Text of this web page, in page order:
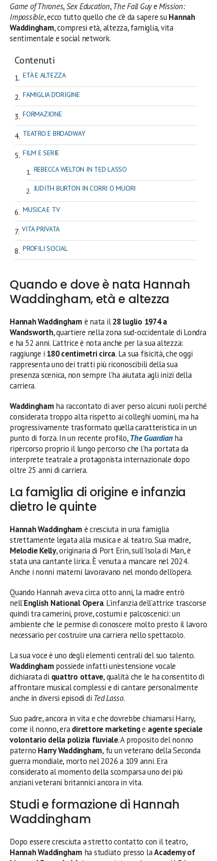
Game of Thrones,Sex Education, The Fall GuyeMission:
Impossible, ecco tutto quello che c’è da sapere suHannah
Waddingham, compresi età, altezza, famiglia, vita
sentimentale e social network.
Contenuti
ETÀ E ALTEZZA
FAMIGLIA D'ORIGINE
FORMAZIONE
TEATRO E BROADWAY
FILM E SERIE
REBECCA WELTON IN TED LASSO
JUDITH BURTON IN CORRI O MUORI
MUSICA E TV
VITA PRIVATA
PROFILI SOCIAL
Quando e dove è nata Hannah
Waddingham, età e altezza
Hannah Waddingham è nata il28 luglio 1974 a
Wandsworth, quartiere nella zona sud-occidentale di Londra
e ha 52 anni. L’attrice è nota anche per la sua altezza:
raggiunge i 180 centimetri circa. La sua fisicità, che oggi
rappresenta uno dei tratti più riconoscibili della sua
presenza scenica, non sempre l’ha aiutata agli inizi della
carriera.
Waddingham ha raccontato di aver perso alcuni ruoli perché
considerata troppo alta rispetto ai colleghi uomini, ma ha
progressivamente trasformato quella caratteristica in un
punto di forza. In un recente profilo,The Guardianha
ripercorso proprio il lungo percorso che l’ha portata da
interprete teatrale a protagonista internazionale dopo
oltre 25 anni di carriera.
La famiglia di origine e infanzia
dietro le quinte
Hannah Waddingham è cresciuta in una famiglia
strettamente legata alla musica e al teatro. Sua madre,
Melodie Kelly, originaria di Port Erin, sull’Isola di Man, è
stata una cantante lirica. È venuta a mancare nel 2024.
Anche i nonni materni lavoravano nel mondo dell’opera.
Quando Hannah aveva circa otto anni, la madre entrò
nell’English National Opera. L’infanzia dell’attrice trascorse
quindi tra camerini, prove, costumi e palcoscenici: un
ambiente che le permise di conoscere molto presto il lavoro
necessario per costruire una carriera nello spettacolo.
La sua voce è uno degli elementi centrali del suo talento.
Waddingham possiede infatti un’estensione vocale
dichiarata di quattro ottave, qualità che le ha consentito di
affrontare musical complessi e di cantare personalmente
anche in diversi episodi di Ted Lasso.
Suo padre, ancora in vita e che dovrebbe chiamarsi Harry,
come il nonno, eradirettore marketinge agente speciale
volontario della polizia fluviale. A proposito del nonno
paterno Harry Waddingham, fu un veterano della Seconda
guerra mondiale, morto nel 2026 a 109 anni. Era
considerato al momento della scomparsa uno dei più
anziani veterani britannici ancora in vita.
Studi e formazione di Hannah
Waddingham
Dopo essere cresciuta a stretto contatto con il teatro,
Hannah Waddingham ha studiato presso laAcademy of